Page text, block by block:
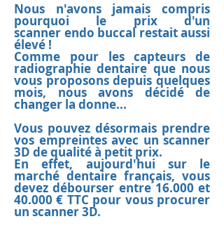
Nous n'avons jamais compris
pourquoi le prix d'un
scanner endo buccalrestait aussi
élevé !
Comme pour les capteurs de
radiographie dentaire que nous
vous proposons depuis quelques
mois, nous avons décidé de
changer la donne...
Vous pouvez désormais prendre
vos empreintes avec un scanner
3D de qualité à petit prix.
En effet, aujourd'hui sur le
marché dentaire français, vous
devezdébourser entre 16.000 et
40.000 € TTC pour vous procurer
un scanner 3D.